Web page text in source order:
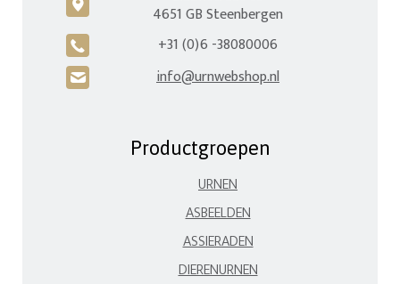
c
4651 GB Steenbergen
A +31 (0)6 -38080006
H info@urnwebshop.nl
Productgroepen
URNEN
ASBEELDEN
ASSIERADEN
DIERENURNEN